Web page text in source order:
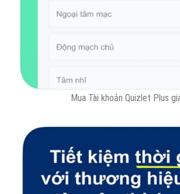
Mua Tài khoản Quizlet Plus